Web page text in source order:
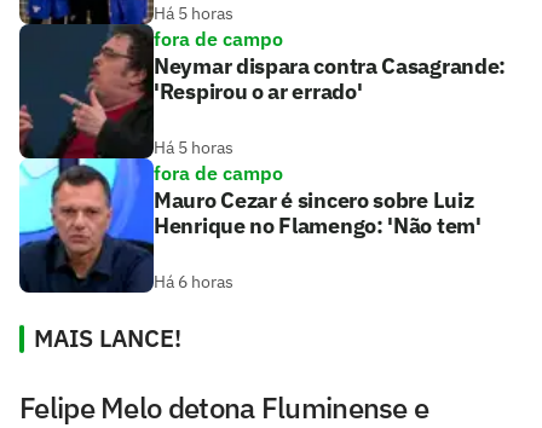
Há 5 horas
fora de campo
Neymar dispara contra Casagrande:
'Respirou o ar errado'
Há 5 horas
fora de campo
Mauro Cezar é sincero sobre Luiz
Henrique no Flamengo: 'Não tem'
Há 6 horas
MAIS LANCE!
Felipe Melo detona Fluminense e